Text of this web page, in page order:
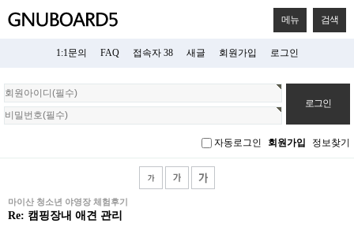
메뉴 검색
1:1문의 FAQ 접속자 38 새글 회원가입 로그인
회
원
로
자동로그인 회원가입 정보찾기
마이산 청소년 야영장 체험후기
Re: 캠핑장내 애견 관리